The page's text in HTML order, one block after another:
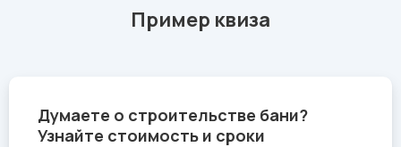
Пример квиза